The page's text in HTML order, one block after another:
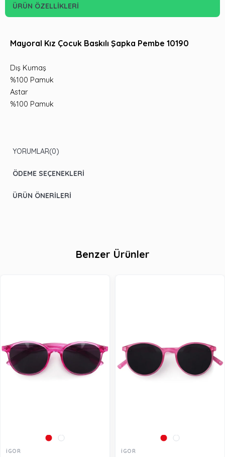
ÜRÜN ÖZELLIKLERI
Mayoral Kız Çocuk Baskılı Şapka Pembe 10190
Dış Kumaş
%100 Pamuk
Astar
%100 Pamuk
YORUMLAR(0)
ÖDEME SEÇENEKLERI
ÜRÜN ÖNERILERI
Benzer Ürünler
İGOR İGOR